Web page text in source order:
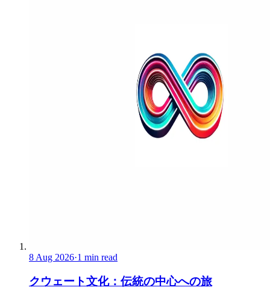
8 Aug 2026·1 min read
クウェート文化：伝統の中心への旅